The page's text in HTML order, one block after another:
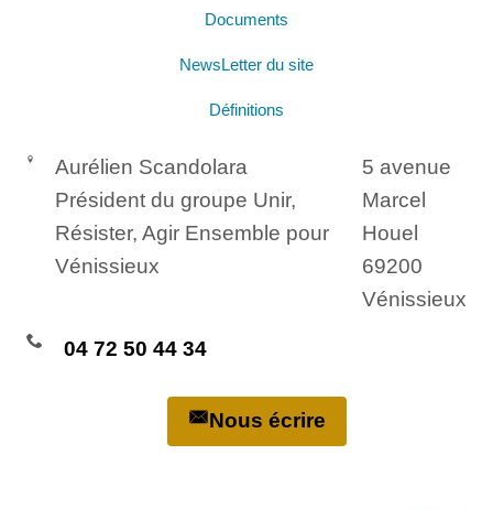
Documents
NewsLetter du site
Définitions
Aurélien Scandolara
Président du groupe Unir,
Résister, Agir Ensemble pour
Vénissieux
5 avenue
Marcel
Houel
69200
Vénissieux
04 72 50 44 34
Nous écrire